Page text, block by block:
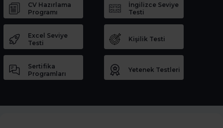
CV Hazırlama
Programı
İngilizce Seviye
Testi
Excel Seviye
Testi
Kişilik Testi
Sertifika
Programları
Yetenek Testleri